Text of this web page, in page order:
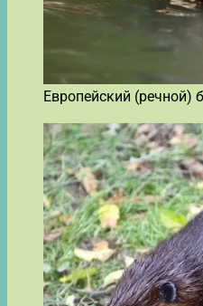
Европейский (речной)